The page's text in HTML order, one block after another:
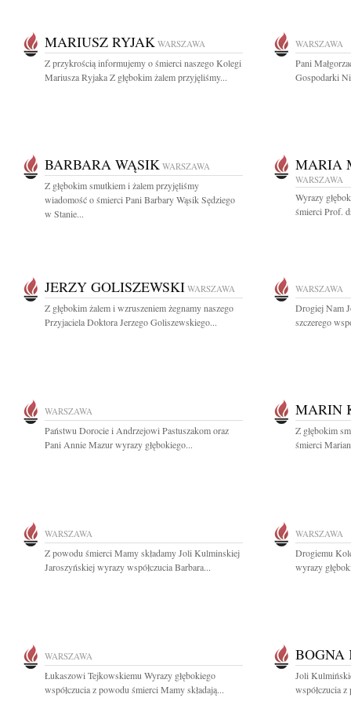
MARIUSZ RYJAK WARSZAWA
Z przykrością informujemy o śmierci naszego Kolegi
Mariusza Ryjaka Z głębokim żalem przyjęliśmy...
WARSZAWA
Pani
Gospodarki
BARBARA WĄSIK WARSZAWA
Z głębokim smutkiem i żalem przyjęliśmy
wiadomość o śmierci Pani Barbary Wąsik Sędziego
w Stanie...
MARIA
WARSZAWA
Wyrazy
śmierci Prof.
JERZY GOLISZEWSKI WARSZAWA
Z głębokim żalem i wzruszeniem żegnamy naszego
Przyjaciela Doktora Jerzego Goliszewskiego...
WARSZAWA
Drogiej Nam
szczerego
WARSZAWA
Państwu Dorocie i Andrzejowi Pastuszakom oraz
Pani Annie Mazur wyrazy głębokiego...
MARIN
Z głębokim
śmierci
WARSZAWA
Z powodu śmierci Mamy składamy Joli Kulminskiej
Jaroszyńskiej wyrazy współczucia Barbara...
WARSZAWA
Drogiemu
wyrazy
WARSZAWA
Łukaszowi Tejkowskiemu Wyrazy głębokiego
współczucia z powodu śmierci Mamy składają...
Joli
współczucia